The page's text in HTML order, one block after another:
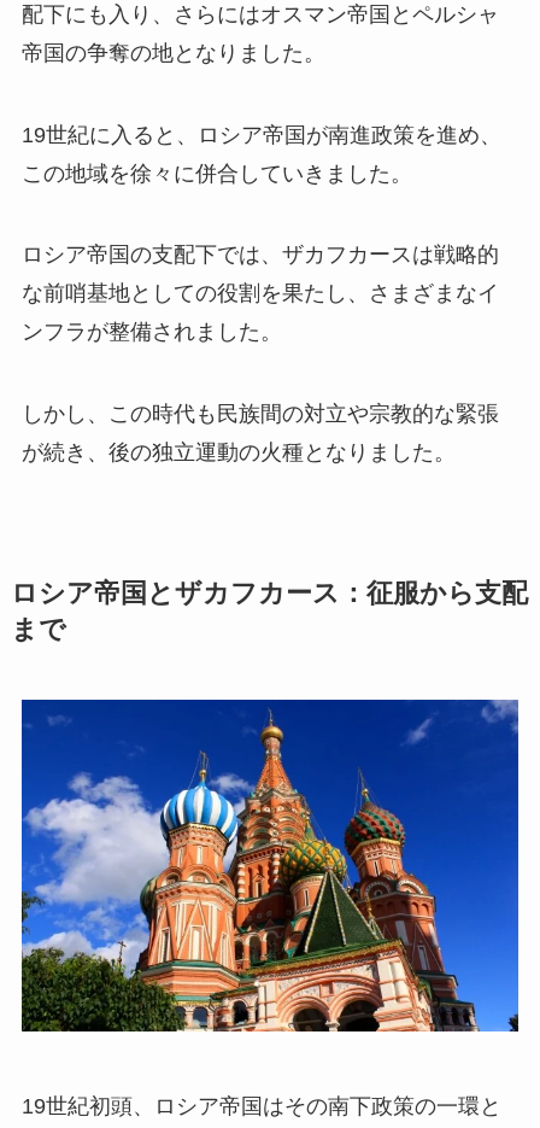
配下にも入り、さらにはオスマン帝国とペルシャ
帝国の争奪の地となりました。
19世紀に入ると、ロシア帝国が南進政策を進め、
この地域を徐々に併合していきました。
ロシア帝国の支配下では、ザカフカースは戦略的
な前哨基地としての役割を果たし、さまざまなイ
ンフラが整備されました。
しかし、この時代も民族間の対立や宗教的な緊張
が続き、後の独立運動の火種となりました。
ロシア帝国とザカフカース：征服から支配
まで
19世紀初頭、ロシア帝国はその南下政策の一環と